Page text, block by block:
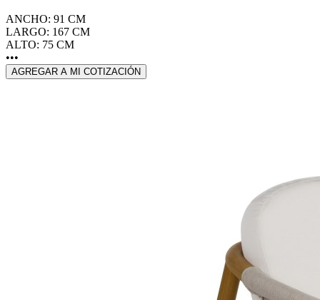
ANCHO: 91 CM
LARGO: 167 CM
ALTO: 75 CM
•••
AGREGAR A MI COTIZACIÓN